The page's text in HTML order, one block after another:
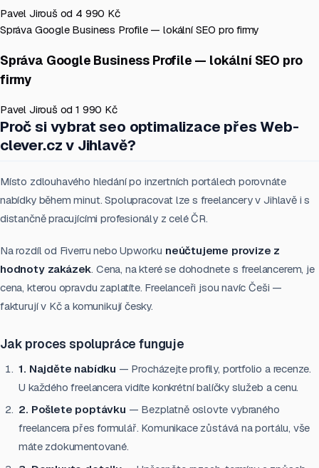
Pavel Jirouš od 4 990 Kč
Správa Google Business Profile — lokální SEO pro firmy
Správa Google Business Profile — lokální SEO pro
firmy
Pavel Jirouš od 1 990 Kč
Proč si vybrat seo optimalizace přes Web-
clever.cz v Jihlavě?
Místo zdlouhavého hledání po inzertních portálech porovnáte
nabídky během minut. Spolupracovat lze s freelancery v Jihlavě i s
distančně pracujícími profesionály z celé ČR.
Na rozdíl od Fiverru nebo Upworku neúčtujeme provize z
hodnoty zakázek. Cena, na které se dohodnete s freelancerem, je
cena, kterou opravdu zaplatíte. Freelanceři jsou navíc Češi —
fakturují v Kč a komunikují česky.
Jak proces spolupráce funguje
1. Najděte nabídku — Procházejte profily, portfolio a recenze.
U každého freelancera vidíte konkrétní balíčky služeb a cenu.
2. Pošlete poptávku — Bezplatně oslovte vybraného
freelancera přes formulář. Komunikace zůstává na portálu, vše
máte zdokumentované.